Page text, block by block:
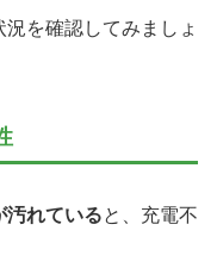
を確認してみましょ
汚れていると、充電不